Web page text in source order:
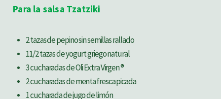
Para la salsa Tzatziki
2 tazas de pepino sin semillas rallado
11/2 tazas de yogurt griego natural
3 cucharadas de Oli Extra Virgen ®
2 cucharadas de menta fresca picada
1 cucharada de jugo de limón